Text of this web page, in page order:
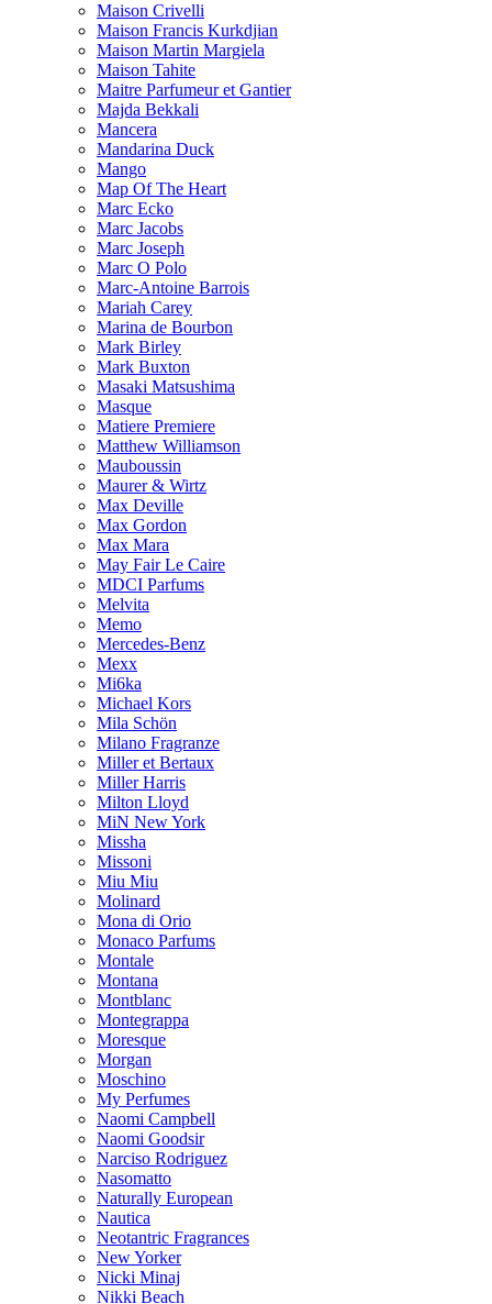
Maison Crivelli
Maison Francis Kurkdjian
Maison Martin Margiela
Maison Tahite
Maitre Parfumeur et Gantier
Majda Bekkali
Mancera
Mandarina Duck
Mango
Map Of The Heart
Marc Ecko
Marc Jacobs
Marc Joseph
Marc O Polo
Marc-Antoine Barrois
Mariah Carey
Marina de Bourbon
Mark Birley
Mark Buxton
Masaki Matsushima
Masque
Matiere Premiere
Matthew Williamson
Mauboussin
Maurer & Wirtz
Max Deville
Max Gordon
Max Mara
May Fair Le Caire
MDCI Parfums
Melvita
Memo
Mercedes-Benz
Mexx
Mi6ka
Michael Kors
Mila Schön
Milano Fragranze
Miller et Bertaux
Miller Harris
Milton Lloyd
MiN New York
Missha
Missoni
Miu Miu
Molinard
Mona di Orio
Monaco Parfums
Montale
Montana
Montblanc
Montegrappa
Moresque
Morgan
Moschino
My Perfumes
Naomi Campbell
Naomi Goodsir
Narciso Rodriguez
Nasomatto
Naturally European
Nautica
Neotantric Fragrances
New Yorker
Nicki Minaj
Nikki Beach